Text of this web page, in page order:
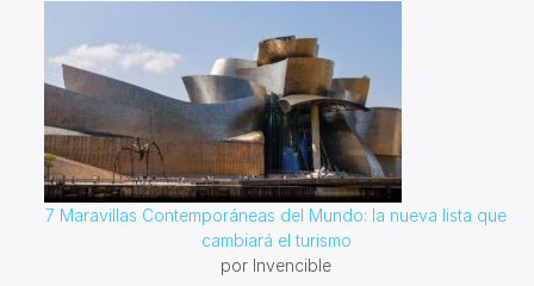
7 Maravillas Contemporáneas del Mundo: la nueva lista que
cambiará el turismo
por Invencible